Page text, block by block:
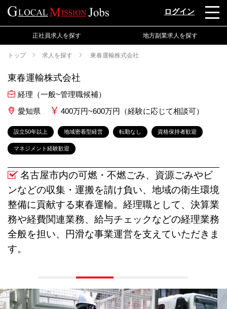
ログイン
正社員求人を探す 地方副業求人を探す
トップ 求人を探す 東春運輸株式会社
東春運輸株式会社
経理（一般~管理職候補）
愛知県
400万円~600万円（経験に応じて相談可）
設立50年以上 地域密着型経営 転勤なし 資格保持者歓迎
マネジメント経験歓迎
名古屋市内の可燃・不燃ごみ、資源ごみやビ
ンなどの収集・運搬を請け負い、地域の衛生環境
整備に貢献する東春運輸。経理職として、決算業
務や経費関連業務、給与チェックなどの経理業務
全般を担い、円滑な事業運営を支えていただきま
す。